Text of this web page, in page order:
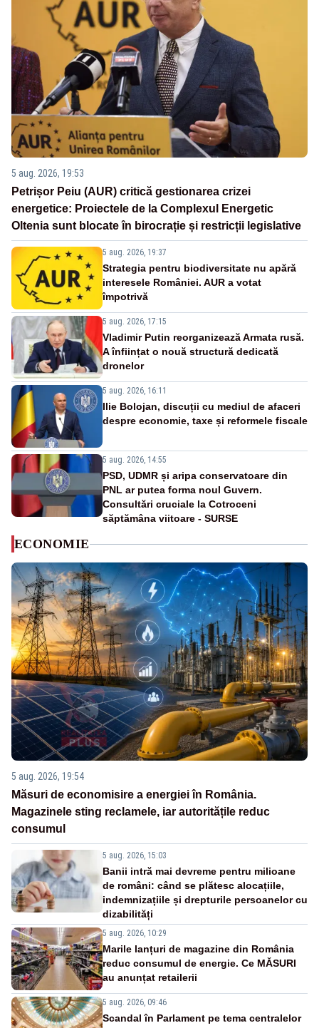
5 aug. 2026, 19:53
Petrișor Peiu (AUR) critică gestionarea crizei
energetice: Proiectele de la Complexul Energetic
Oltenia sunt blocate în birocrație și restricții legislative
5 aug. 2026, 19:37
Strategia pentru biodiversitate nu apără
interesele României. AUR a votat
împotrivă
5 aug. 2026, 17:15
Vladimir Putin reorganizează Armata rusă.
A înființat o nouă structură dedicată
dronelor
5 aug. 2026, 16:11
Ilie Bolojan, discuții cu mediul de afaceri
despre economie, taxe și reformele fiscale
5 aug. 2026, 14:55
PSD, UDMR și aripa conservatoare din
PNL ar putea forma noul Guvern.
Consultări cruciale la Cotroceni
săptămâna viitoare - SURSE
ECONOMIE
5 aug. 2026, 19:54
Măsuri de economisire a energiei în România.
Magazinele sting reclamele, iar autoritățile reduc
consumul
5 aug. 2026, 15:03
Banii intră mai devreme pentru milioane
de români: când se plătesc alocațiile,
indemnizațiile și drepturile persoanelor cu
dizabilități
5 aug. 2026, 10:29
Marile lanțuri de magazine din România
reduc consumul de energie. Ce MĂSURI
au anunțat retailerii
5 aug. 2026, 09:46
Scandal în Parlament pe tema centralelor